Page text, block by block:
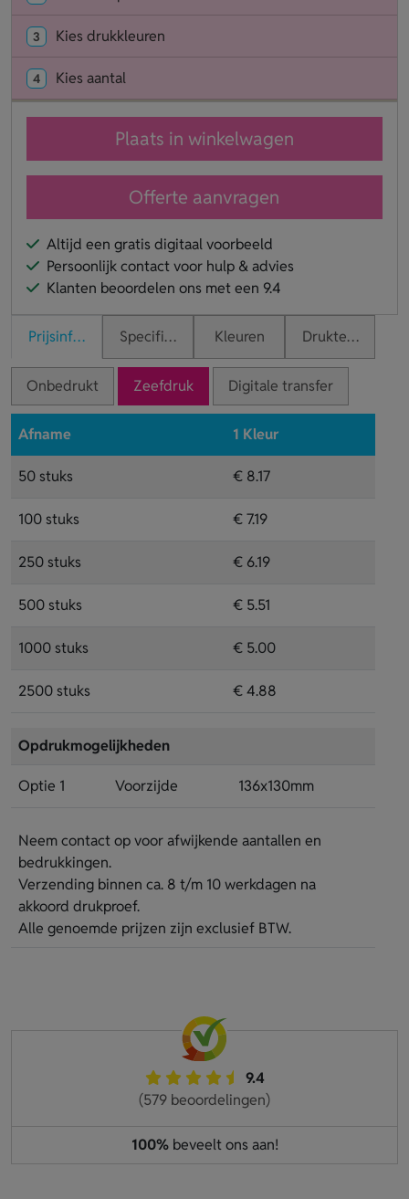
3 Kies drukkleuren
4 Kies aantal
Plaats in winkelwagen
Offerte aanvragen
Altijd een gratis digitaal voorbeeld
Persoonlijk contact voor hulp & advies
Klanten beoordelen ons met een 9.4
PrijsinformatieSpecificaties Kleuren Druktechnieken
Onbedrukt Zeefdruk Digitale transfer
Afname 1 Kleur
50 stuks € 8.17
100 stuks € 7.19
250 stuks € 6.19
500 stuks € 5.51
1000 stuks € 5.00
2500 stuks € 4.88
Opdrukmogelijkheden
Optie 1 Voorzijde 136x130mm
Neem contact op voor afwijkende aantallen en
bedrukkingen.
Verzending binnen ca. 8 t/m 10 werkdagen na
akkoord drukproef.
Alle genoemde prijzen zijn exclusief BTW.
9.4
(579 beoordelingen)
100%beveelt ons aan!